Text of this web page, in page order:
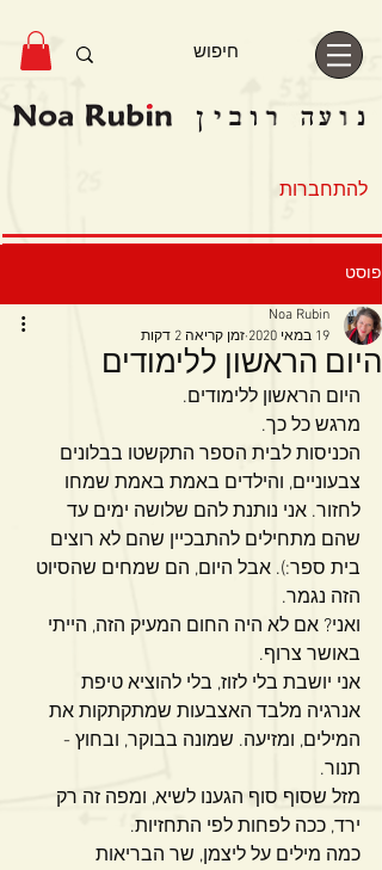
להתחברות
פוסט
היום הראשון ללימודים
Noa Rubin
19 במאי 2020
זמן קריאה 2 דקות
היום הראשון ללימודים.
מרגש כל כך.
הכניסות לבית הספר התקשטו בבלונים
צבעוניים, והילדים באמת באמת שמחו
לחזור. אני נותנת להם שלושה ימים עד
שהם מתחילים להתבכיין שהם לא רוצים
בית ספר:). אבל היום, הם שמחים שהסיוט
הזה נגמר.
ואני? אם לא היה החום המעיק הזה, הייתי
באושר צרוף.
אני יושבת בלי לזוז, בלי להוציא טיפת
אנרגיה מלבד האצבעות שמתקתקות את
המילים, ומזיעה. שמונה בבוקר, ובחוץ -
תנור.
מזל שסוף סוף הגענו לשיא, ומפה זה רק
ירד, ככה לפחות לפי התחזיות.
כמה מילים על ליצמן, שר הבריאות